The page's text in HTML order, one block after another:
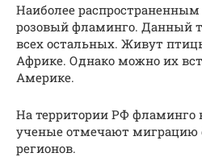
Наиболее
розовый фламинго. Данный
всех остальных. Живут
Африке. Однако можно их
Америке.
На территории РФ фламинго
ученые отмечают миграцию
регионов.